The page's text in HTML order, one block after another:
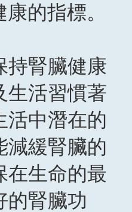
的指標。
持腎臟健康
生活習慣著
活中潛在的
減緩腎臟的
在生命的最
的腎臟功